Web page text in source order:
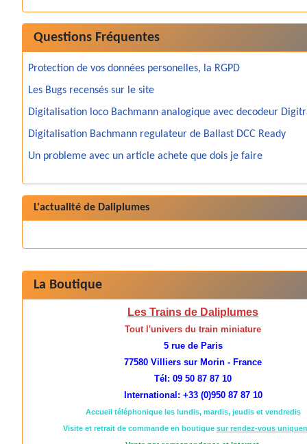
La Boutique
Les Trains de Daliplumes
Tout l'univers du train miniature
5 rue de Paris
77580 Villiers sur Morin - France
Tél: 09 50 87 87 10
International: +33 (0)950 87 87 10
Accueil téléphonique les lundis, mardis, jeudis et vendredis
Visite et retrait de commande en boutique sur rendez-vous
Questions Fréquentes
Protection de vos données personelles, la RGPD
Les Bugs recensés sur le site
Digitalisation loco Bachmann analogique avec decodeur
Digitalisation Bachmann regulateur de Ballast DCC Ready
Un probleme avec un article achete que dois je faire
L'actualité de Daliplumes